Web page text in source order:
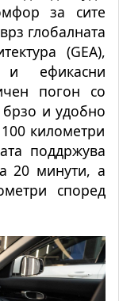
за сите
глобалната
(GEA),
и ефикасни
погон со
и удобно
километри
поддржува
20 минути, а
според